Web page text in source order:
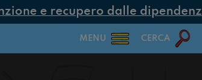
e recupero dalle
MENU CERCA